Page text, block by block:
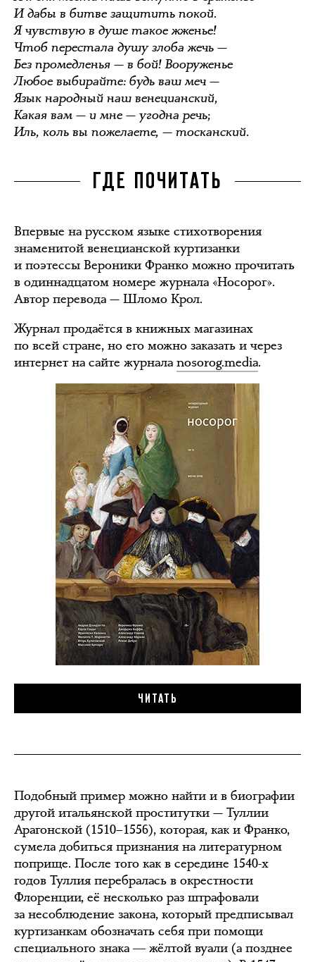
И дабы в битве защитить покой.
Я чувствую в душе такое жженье!
Чтоб перестала душу злоба жечь —
Без промедленья — в бой! Вооруженье
Любое выбирайте: будь ваш меч —
Язык народный наш венецианский,
Какая вам — и мне — угодна речь;
Иль, коль вы пожелаете, — тосканский.
ГДЕ ПОЧИТАТЬ
Впервые на русском языке стихотворения
знаменитой венецианской куртизанки
и поэтессы Вероники Франко можно прочитать
в одиннадцатом номере журнала «Носорог».
Автор перевода — Шломо Крол.
Журнал продаётся в книжных магазинах
по всей стране, но его можно заказать и через
интернет на сайте журнала nosorog.media.
Подобный пример можно найти и в биографии
другой итальянской проститутки — Туллии
Арагонской (1510–1556), которая, как и Франко,
сумела добиться признания на литературном
поприще. После того как в середине 1540-х
годов Туллия перебралась в окрестности
Флоренции, её несколько раз штрафовали
за несоблюдение закона, который предписывал
куртизанкам обозначать себя при помощи
специального знака ― жёлтой вуали (а позднее